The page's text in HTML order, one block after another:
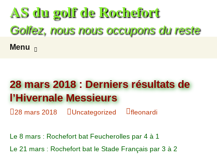
contenu
AS du golf de Rochefort
Golfez, nous nous occupons du reste
Menu
28 mars 2018 : Derniers résultats de
l’Hivernale Messieurs
28 mars 2018 Uncategorized fleonardi
Le 8 mars : Rochefort bat Feucherolles par 4 à 1
Le 21 mars : Rochefort bat le Stade Français par 3 à 2